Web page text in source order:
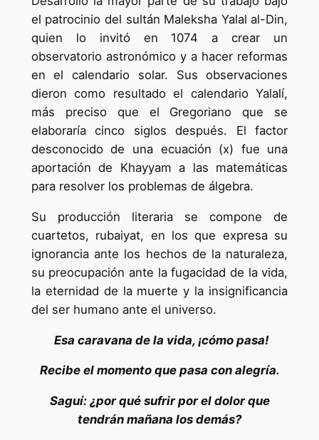
el patrocinio del sultán Maleksha Yalal al-Din,
quien lo invitó en 1074 a crear un
observatorio astronómico y a hacer reformas
en el calendario solar. Sus observaciones
dieron como resultado el calendario Yalalí,
más preciso que el Gregoriano que se
elaboraría cinco siglos después. El factor
desconocido de una ecuación (x) fue una
aportación de Khayyam a las matemáticas
para resolver los problemas de álgebra.
Su producción literaria se compone de
cuartetos, rubaiyat, en los que expresa su
ignorancia ante los hechos de la naturaleza,
su preocupación ante la fugacidad de la vida,
la eternidad de la muerte y la insignificancia
del ser humano ante el universo.
Esa caravana de la vida, ¡cómo pasa!
Recibe el momento que pasa con alegría.
Saguí: ¿por qué sufrir por el dolor que
tendrán mañana los demás?